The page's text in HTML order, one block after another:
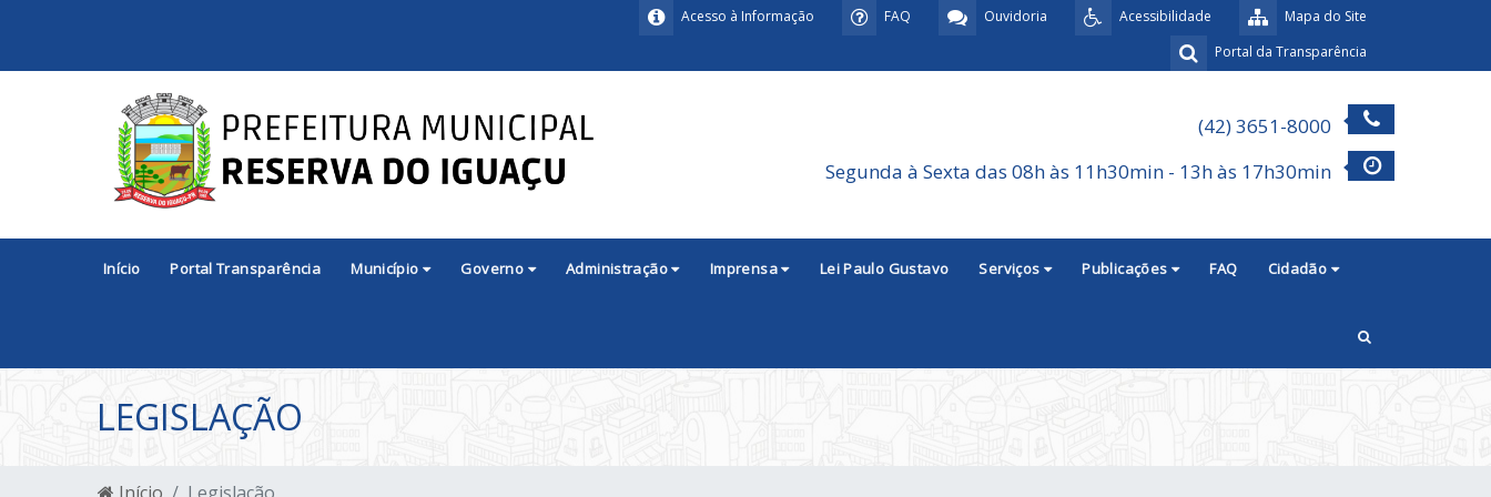
Mapa do Site
Acessibilidade
Ouvidoria
FAQ
Acesso à Informação
Portal da Transparência
(42) 3651-8000
Segunda à Sexta das 08h às 11h30min - 13h às 17h30min
Início Portal Transparência Município Governo Administração Imprensa Lei Paulo Gustavo Serviços Publicações FAQ Cidadão
LEGISLAÇÃO
Início Legislação